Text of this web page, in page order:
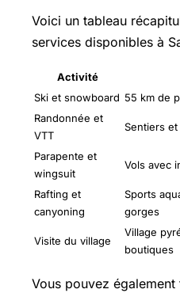
Voici un tableau
services disponibles à
Activité
Ski et snowboard 55 km de
Randonnée et
VTT
Sentiers
Parapente et
wingsuit
Vols avec
Rafting et
canyoning
Sports
gorges
Visite du village
Village
boutiques
Vous pouvez